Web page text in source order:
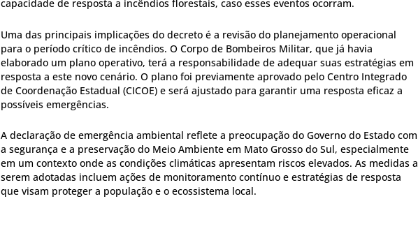
capacidade de resposta a incêndios florestais, caso esses eventos ocorram.
Uma das principais implicações do decreto é a revisão do planejamento operacional
para o período crítico de incêndios. O Corpo de Bombeiros Militar, que já havia
elaborado um plano operativo, terá a responsabilidade de adequar suas estratégias em
resposta a este novo cenário. O plano foi previamente aprovado pelo Centro Integrado
de Coordenação Estadual (CICOE) e será ajustado para garantir uma resposta eficaz a
possíveis emergências.
A declaração de emergência ambiental reflete a preocupação do Governo do Estado com
a segurança e a preservação do Meio Ambiente em Mato Grosso do Sul, especialmente
em um contexto onde as condições climáticas apresentam riscos elevados. As medidas a
serem adotadas incluem ações de monitoramento contínuo e estratégias de resposta
que visam proteger a população e o ecossistema local.